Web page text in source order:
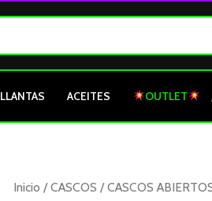
LLANTAS ACEITES OUTLET
Inicio /CASCOS /CASCOS